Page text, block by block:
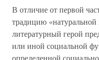
В отличие от первой
традицию
литературный герой
или иной социальной
определенной